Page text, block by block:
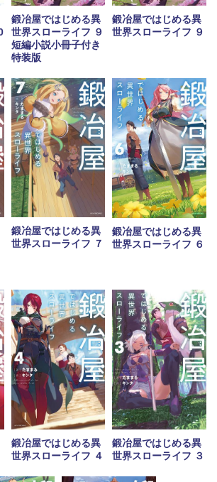
鍛冶屋ではじめる異
世界スローライフ ９
短編小説小冊子付き
特装版
鍛冶屋ではじめる異
世界スローライフ ９
鍛冶屋ではじめる異
世界スローライフ ７
鍛冶屋ではじめる異
世界スローライフ ６
鍛冶屋ではじめる異
世界スローライフ ４
鍛冶屋ではじめる異
世界スローライフ ３